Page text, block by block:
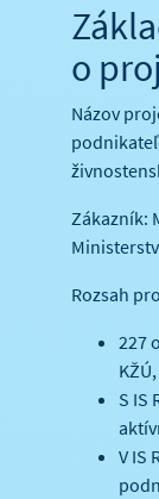
o
Názov
Zákazník:
Rozsah
227
S IS
V IS